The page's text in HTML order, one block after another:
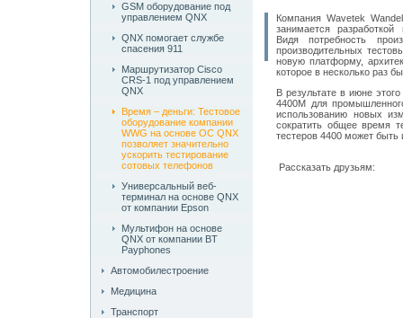
GSM оборудование под
управлением QNX
QNX помогает службе
спасения 911
Маршрутизатор Cisco
CRS-1 под управлением
QNX
Время – деньги: Тестовое
оборудование компании
WWG на основе ОС QNX
позволяет значительно
ускорить тестирование
сотовых телефонов
Универсальный веб-
терминал на основе QNX
от компании Epson
Мультифон на основе
QNX от компании BT
Payphones
Автомобилестроение
Медицина
Транспорт
Компания Wavetek
занимается
Видя потребность
производительных
новую платформу,
которое в несколько раз
В результате в июне
4400M для
использованию новых
сократить общее время
тестеров 4400 может быть
Рассказать друзьям: